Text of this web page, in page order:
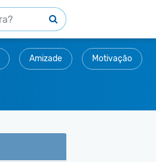
Amizade Motivação